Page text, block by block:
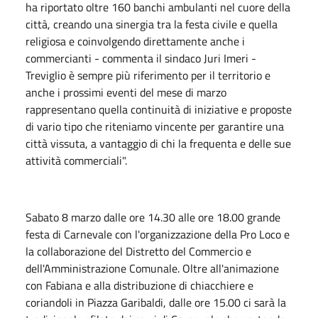
ha riportato oltre 160 banchi ambulanti nel cuore della
città, creando una sinergia tra la festa civile e quella
religiosa e coinvolgendo direttamente anche i
commercianti - commenta il sindaco Juri Imeri -
Treviglio è sempre più riferimento per il territorio e
anche i prossimi eventi del mese di marzo
rappresentano quella continuità di iniziative e proposte
di vario tipo che riteniamo vincente per garantire una
città vissuta, a vantaggio di chi la frequenta e delle sue
attività commerciali".
Sabato 8 marzo dalle ore 14.30 alle ore 18.00 grande
festa di Carnevale con l'organizzazione della Pro Loco e
la collaborazione del Distretto del Commercio e
dell'Amministrazione Comunale. Oltre all'animazione
con Fabiana e alla distribuzione di chiacchiere e
coriandoli in Piazza Garibaldi, dalle ore 15.00 ci sarà la